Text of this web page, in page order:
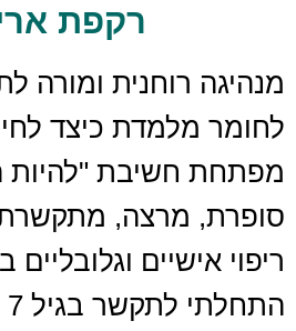
רקפת
מנהיגה רוחנית ומורה
לחומר מלמדת כיצד
סופרת, מרצה,
ריפוי אישיים